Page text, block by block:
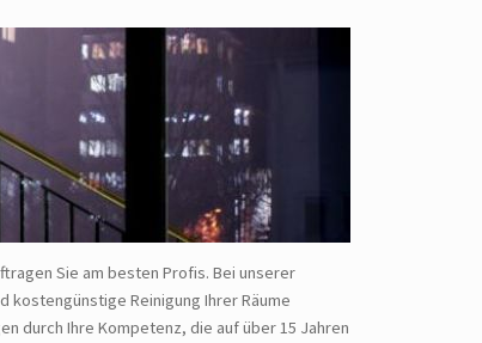
Sie am besten Profis. Bei unserer
kostengünstige Reinigung Ihrer Räume
durch Ihre Kompetenz, die auf über 15 Jahren